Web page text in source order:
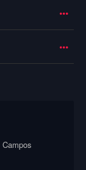
Campos